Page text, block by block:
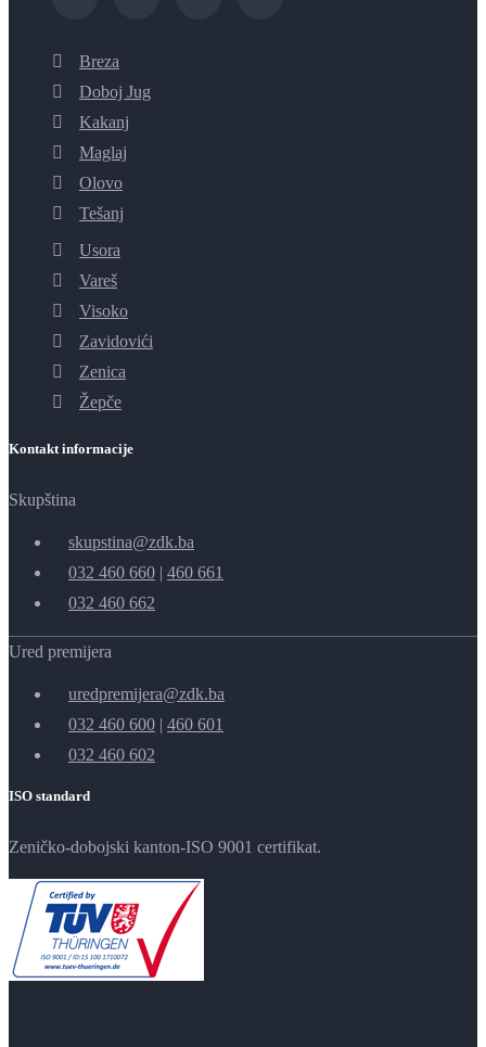
Breza
Doboj Jug
Kakanj
Maglaj
Olovo
Tešanj
Usora
Vareš
Visoko
Zavidovići
Zenica
Žepče
Kontakt informacije
Skupština
skupstina@zdk.ba
032 460 660 | 460 661
032 460 662
Ured premijera
uredpremijera@zdk.ba
032 460 600 | 460 601
032 460 602
ISO standard
Zeničko-dobojski kanton-ISO 9001 certifikat.